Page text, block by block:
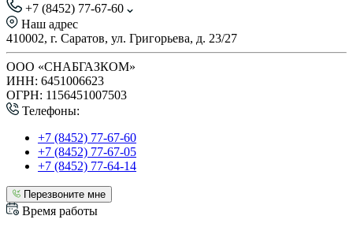
+7 (8452) 77-67-60
Наш адрес
410002, г. Саратов, ул. Григорьева, д. 23/27
ООО «СНАБГАЗКОМ»
ИНН: 6451006623
ОГРН: 1156451007503
Телефоны:
+7 (8452) 77-67-60
+7 (8452) 77-67-05
+7 (8452) 77-64-14
Перезвоните мне
Время работы